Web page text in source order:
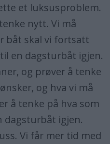
et luksusproblem.
nytt. Vi må
båt skal vi fortsatt
en dagsturbåt igjen.
og prøver å tenke
og hva vi må
å tenke på hva som
dagsturbåt igjen.
Vi får mer tid med